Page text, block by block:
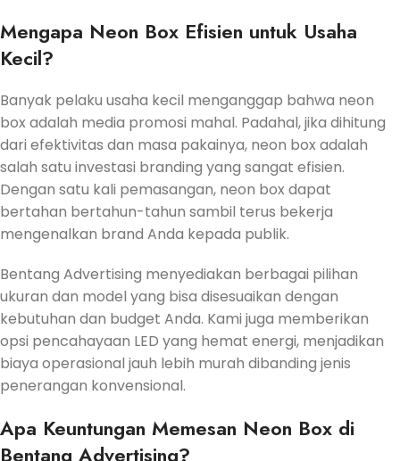
Mengapa Neon Box Efisien untuk Usaha
Kecil?
Banyak pelaku usaha kecil menganggap bahwa neon
box adalah media promosi mahal. Padahal, jika dihitung
dari efektivitas dan masa pakainya, neon box adalah
salah satu investasi branding yang sangat efisien.
Dengan satu kali pemasangan, neon box dapat
bertahan bertahun-tahun sambil terus bekerja
mengenalkan brand Anda kepada publik.
Bentang Advertising menyediakan berbagai pilihan
ukuran dan model yang bisa disesuaikan dengan
kebutuhan dan budget Anda. Kami juga memberikan
opsi pencahayaan LED yang hemat energi, menjadikan
biaya operasional jauh lebih murah dibanding jenis
penerangan konvensional.
Apa Keuntungan Memesan Neon Box di
Bentang Advertising?